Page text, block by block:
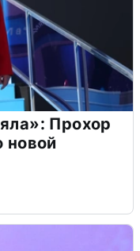
Прохор
новой